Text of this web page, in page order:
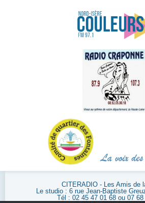
CITERADIO - Les Amis de
Le studio : 6 rue Jean-Baptiste
Tél : 02 45 47 01 68 ou 07